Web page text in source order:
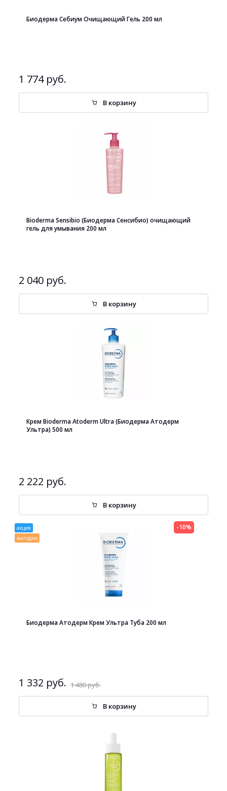
Биодерма Себиум Очищающий Гель 200 мл
1 774 руб.
В корзину
Bioderma Sensibio (Биодерма Сенсибио) очищающий
гель для умывания 200 мл
2 040 руб.
В корзину
Крем Bioderma Atoderm Ultra (Биодерма Атодерм
Ультра) 500 мл
2 222 руб.
В корзину
акция
выгодно
Биодерма Атодерм Крем Ультра Туба 200 мл
1 332 руб. 1 480 руб.
-10%
В корзину